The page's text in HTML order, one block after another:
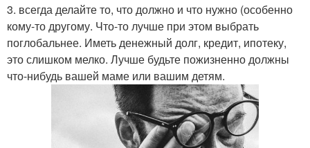
3. всегда делайте то, что должно и что нужно (особенно
кому-то другому. Что-то лучше при этом выбрать
поглобальнее. Иметь денежный долг, кредит, ипотеку,
это слишком мелко. Лучше будьте пожизненно должны
что-нибудь вашей маме или вашим детям.